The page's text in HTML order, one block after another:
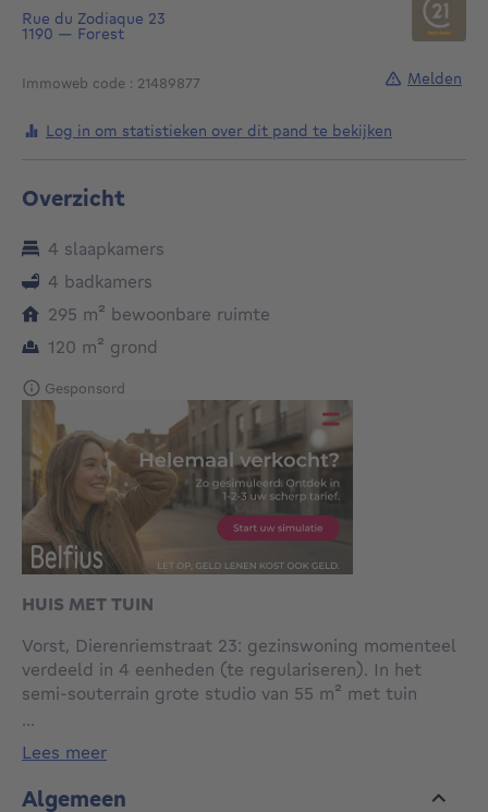
Rue du Zodiaque 23
1190 — Forest
Immoweb code : 21489877
Log in om statistieken over dit pand te bekijken
Melden
Overzicht
4 slaapkamers
4 badkamers
295 m² vierkante meters
bewoonbare ruimte
120 m² vierkante meters
grond
Gesponsord
HUIS MET TUIN
Vorst, Dierenriemstraat 23: gezinswoning momenteel
verdeeld in 4 eenheden (te regulariseren). In het
semi-souterrain grote studio van 55 m² met tuin
Begane grond appartement: 1 slaapkamer van 60 m²
met terras (3,5m²), verwarming met convector op
gas. 1e appartement: 1 slaapkamer van 68 m² met
...
lees meer
Algemeen